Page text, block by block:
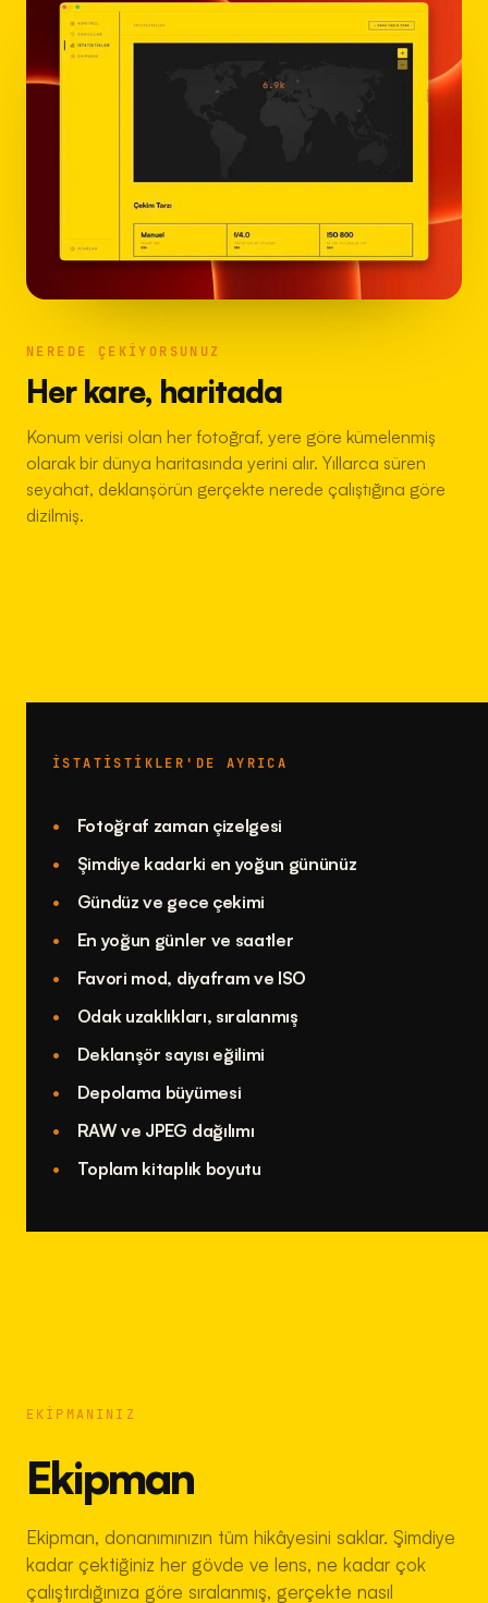
NEREDE ÇEKIYORSUNUZ
Her kare, haritada
Konum verisi olan her fotoğraf, yere göre kümelenmiş
olarak bir dünya haritasında yerini alır. Yıllarca süren
seyahat, deklanşörün gerçekte nerede çalıştığına göre
dizilmiş.
İSTATISTIKLER'DE AYRICA
Fotoğraf zaman çizelgesi
Şimdiye kadarki en yoğun gününüz
Gündüz ve gece çekimi
En yoğun günler ve saatler
Favori mod, diyafram ve ISO
Odak uzaklıkları, sıralanmış
Deklanşör sayısı eğilimi
Depolama büyümesi
RAW ve JPEG dağılımı
Toplam kitaplık boyutu
EKIPMANINIZ
Ekipman
Ekipman, donanımınızın tüm hikâyesini saklar. Şimdiye
kadar çektiğiniz her gövde ve lens, ne kadar çok
çalıştırdığınıza göre sıralanmış, gerçekte nasıl